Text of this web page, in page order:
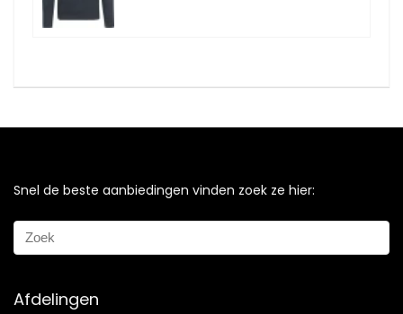
Snel de beste aanbiedingen vinden zoek ze hier:
Afdelingen